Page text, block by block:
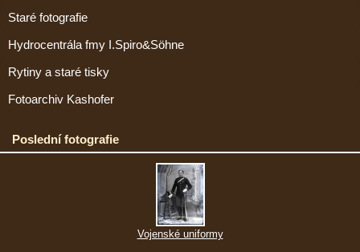
Staré fotografie
Hydrocentrála fmy I.Spiro&Söhne
Rytiny a staré tisky
Fotoarchiv Kashofer
Poslední fotografie
Vojenské uniformy